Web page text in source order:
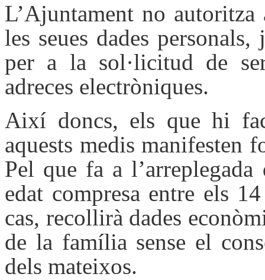
L’Ajuntament no
les seues dades
per a la sol·licitud de
adreces electròniques.
Així doncs, els que hi
aquests medis manifesten
Pel que fa a l’arreplegada
edat compresa entre els
cas, recollirà dades
de la família sense el
dels mateixos.